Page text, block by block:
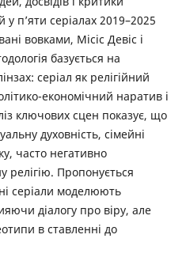
у п’яти серіалах 2019–2025
вовками, Місіс Девіс і
базується на
серіал як релігійний
економічний наратив і
ключових сцен показує, що
духовність, сімейні
часто негативно
релігію. Пропонується
серіали моделюють
діалогу про віру, але
в ставленні до